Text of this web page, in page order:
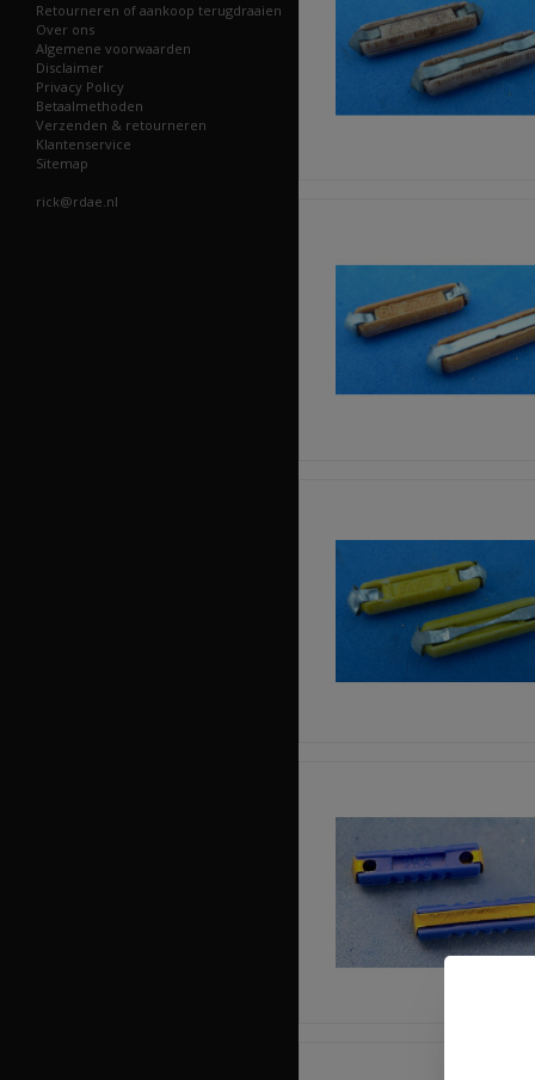
Retourneren of aankoop terugdraaien
Over ons
Algemene voorwaarden
Disclaimer
Privacy Policy
Betaalmethoden
Verzenden & retourneren
Klantenservice
Sitemap
rick@rdae.nl